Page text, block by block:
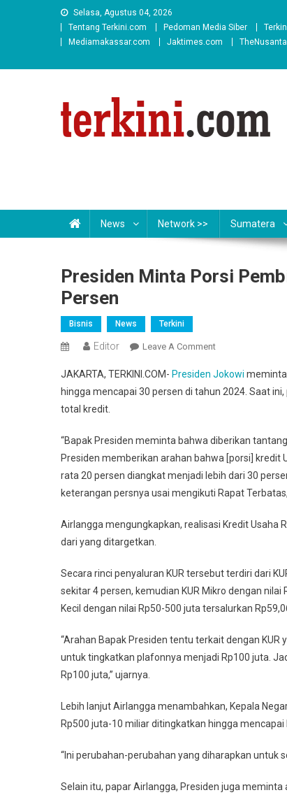
Selasa, Agustus 04, 2026
Tentang Terkini.com
Pedoman Media Siber
Mediamakassar.com
Jaktimes.com
News Network >> Sumatera
Presiden Minta Porsi
Persen
Bisnis News Terkini
Editor Leave A CommentOn
Minta
Porsi
Ditingkatkan
Hingga
30
Persen
JAKARTA, TERKINI.COM- Presiden Jokowi meminta
hingga mencapai 30 persen di tahun 2024. Saat
total kredit.
“Bapak Presiden meminta bahwa diberikan
Presiden memberikan arahan bahwa [porsi] kredit
rata 20 persen diangkat menjadi lebih dari 30
keterangan persnya usai mengikuti Rapat
Airlangga mengungkapkan, realisasi Kredit Usaha
dari yang ditargetkan.
Secara rinci penyaluran KUR tersebut terdiri dari
sekitar 4 persen, kemudian KUR Mikro dengan
Kecil dengan nilai Rp50-500 juta tersalurkan
“Arahan Bapak Presiden tentu terkait dengan
untuk tingkatkan plafonnya menjadi Rp100 juta.
Rp100 juta,” ujarnya.
Lebih lanjut Airlangga menambahkan, Kepala
Rp500 juta-10 miliar ditingkatkan hingga mencapai
“Ini perubahan-perubahan yang diharapkan untuk
Selain itu, papar Airlangga, Presiden juga